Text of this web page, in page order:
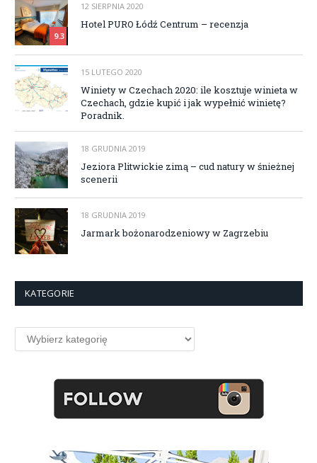
9.3
12 SIERPNIA 2020
Hotel PURO Łódź Centrum – recenzja
15 LUTEGO 2020
Winiety w Czechach 2020: ile kosztuje winieta w
Czechach, gdzie kupić i jak wypełnić winietę?
Poradnik.
18 GRUDNIA 2019
Jeziora Plitwickie zimą – cud natury w śnieżnej
scenerii
18 GRUDNIA 2019
Jarmark bożonarodzeniowy w Zagrzebiu
KATEGORIE
Kategorie